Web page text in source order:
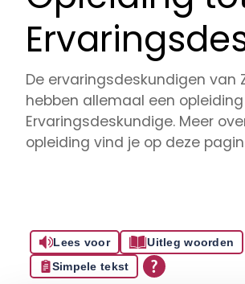
De ervaringsdeskundigen van
hebben allemaal een
Ervaringsdeskundige. Meer
opleiding vind je op deze
Lees voor
Uitleg woorden
Simpele tekst